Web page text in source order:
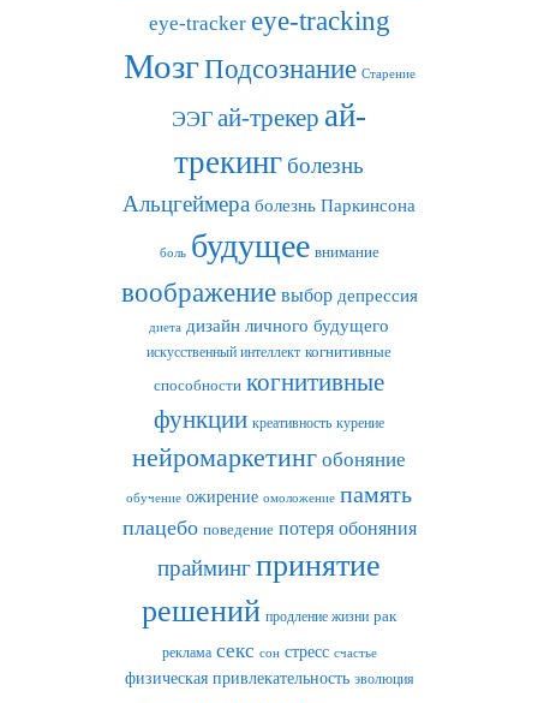
eye-tracker eye-tracking
МозгПодсознание Старение
ЭЭГ ай-трекер ай-
трекинг болезнь
Альцгеймера болезнь Паркинсона
боль будущее внимание
воображение выбор депрессия
диета дизайн личного будущего
искусственный интеллект когнитивные
способности когнитивные
функции креативность курение
нейромаркетинг обоняние
обучение ожирение омоложение память
плацебо поведение потеря обоняния
праймингпринятие
решений продление жизни рак
реклама секс сон стресс счастье
физическая привлекательность эволюция